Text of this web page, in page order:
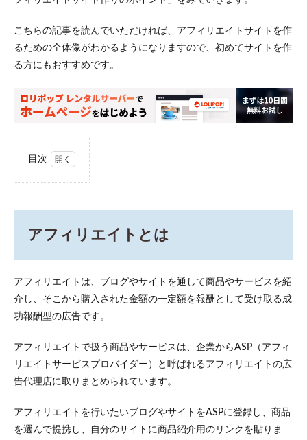
こちらの記事を読んでいただければ、アフィリエイトサイトを作
るための全体像がわかるようになりますので、初めてサイトを作
る方にもおすすめです。
目次
トと
は
2
ィリ
エイ
トサ
料・
有料
の違
い
2.1
無料
ブロ
アフィリエイトとは
アフィリエイトは、ブログやサイトを通して商品やサービスを紹
介し、そこから購入された金額の一定額を報酬として受け取る成
功報酬型の広告です。
アフィリエイトで扱う商品やサービスは、企業からASP（アフィ
リエイトサービスプロバイダー）と呼ばれるアフィリエイトの広
告代理店に取りまとめられています。
アフィリエイトを行いたいブログやサイトをASPに登録し、商品
を選んで提携し、自分のサイトに商品紹介用のリンクを貼りま